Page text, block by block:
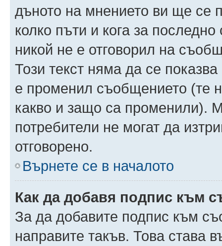
дъното на мнението ви ще се
колко пъти и кога за
никой не е отговорил на
Този текст няма да се
е променил съобщението (те
какво и защо са променили).
потребители не могат да
отговорено.
Върнете се в началото
Как да добавя подпис към
За да добавите подпис към
направите такъв. Това